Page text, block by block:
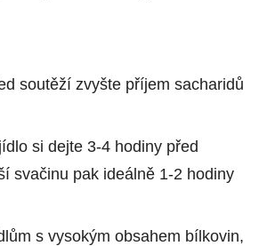
soutěží zvyšte příjem sacharidů
si dejte 3-4 hodiny před
svačinu pak ideálně 1-2 hodiny
s vysokým obsahem bílkovin,